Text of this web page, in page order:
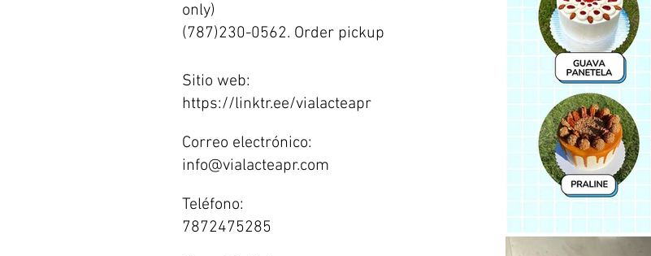
only)
(787)230-0562. Order pickup
Sitio web:
https://linktr.ee/vialacteapr
Correo electrónico:
info@vialacteapr.com
Teléfono:
7872475285